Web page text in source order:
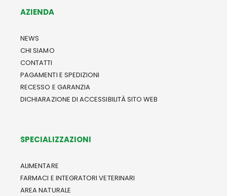
AZIENDA
NEWS
CHI SIAMO
CONTATTI
PAGAMENTI E SPEDIZIONI
RECESSO E GARANZIA
DICHIARAZIONE DI ACCESSIBILITÀ SITO WEB
SPECIALIZZAZIONI
ALIMENTARE
FARMACI E INTEGRATORI VETERINARI
AREA NATURALE